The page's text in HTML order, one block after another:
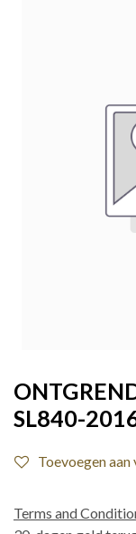
SL840-
Toevoegen
Terms and